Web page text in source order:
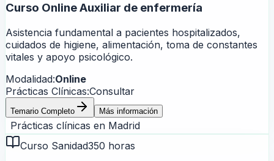
Curso Online Auxiliar de enfermería
Asistencia fundamental a pacientes hospitalizados,
cuidados de higiene, alimentación, toma de constantes
vitales y apoyo psicológico.
Modalidad:Online
Prácticas Clínicas:Consultar
Temario Completo Más información
Prácticas clínicas en Madrid
Curso Sanidad350 horas